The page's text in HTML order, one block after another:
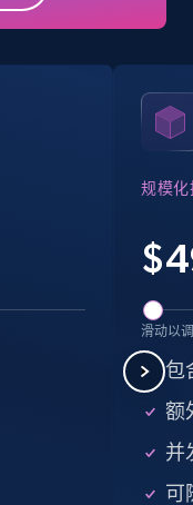
name,
Job
规模化
$
滑动以
包
额
并
可